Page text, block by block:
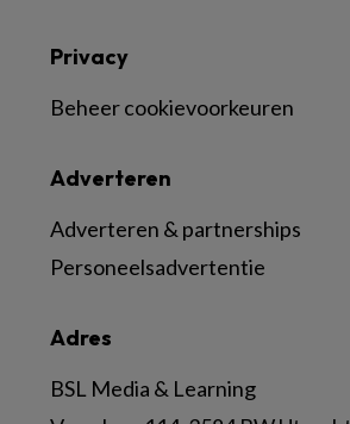
Adres
BSL Media & Learning
Adverteren
Adverteren & partnerships
Personeelsadvertentie
Privacy
Beheer cookievoorkeuren